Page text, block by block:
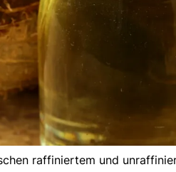
raffiniertem und